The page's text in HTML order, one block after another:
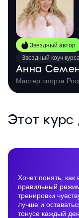
Звездный коуч
Звездный автор
Анна
Мастер спорта
Этот курс
Хочет понять, как
правильный
тренировки
лучше и
тонусе каждый